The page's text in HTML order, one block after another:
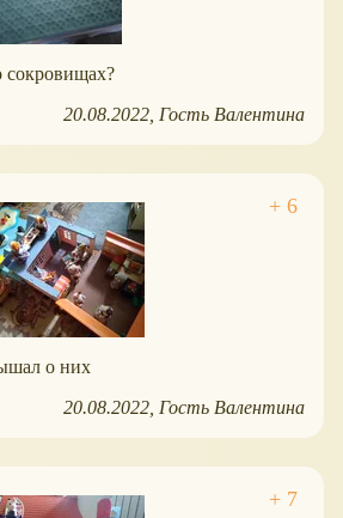
20.08.2022 Гость Валентина
о них
20.08.2022 Гость Валентина